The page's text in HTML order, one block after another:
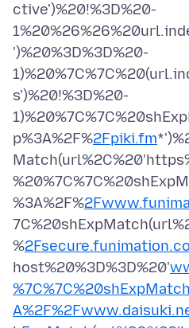
ctive')%20!%3D%20-
')%20%3D%3D%20-
s')%20!%3D%20-
p%3A%2F%2Fpiki.fm
%3A%2F%
%
host%20%3D%3D%20'